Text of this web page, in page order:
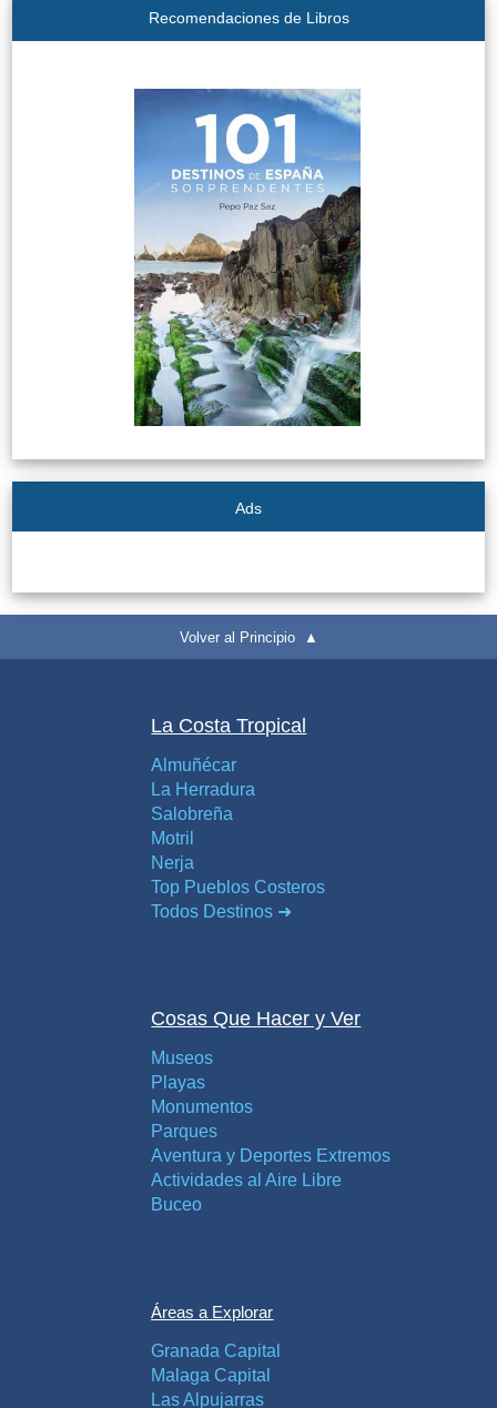
Recomendaciones de Libros
Ads
Volver al Principio ▲
La Costa Tropical
Almuñécar
La Herradura
Salobreña
Motril
Nerja
Top Pueblos Costeros
Todos Destinos ➜
Cosas Que Hacer y Ver
Museos
Playas
Monumentos
Parques
Aventura y Deportes Extremos
Actividades al Aire Libre
Buceo
Áreas a Explorar
Granada Capital
Malaga Capital
Las Alpujarras